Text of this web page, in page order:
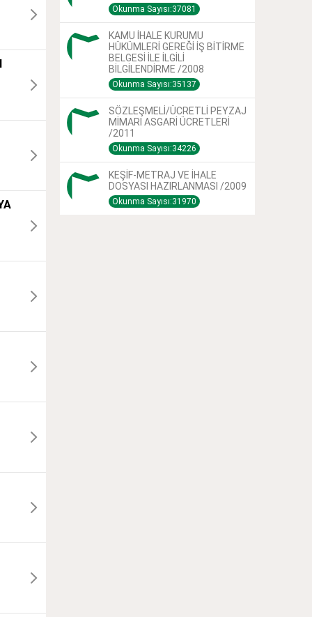
Okunma Sayısı:37081
KAMU İHALE KURUMU
HÜKÜMLERİ GEREĞİ İŞ BİTİRME
BELGESİ İLE İLGİLİ
BİLGİLENDİRME /2008
Okunma Sayısı:35137
SÖZLEŞMELİ/ÜCRETLİ PEYZAJ
MİMARI ASGARİ ÜCRETLERİ
/2011
Okunma Sayısı:34226
KEŞİF-METRAJ VE İHALE
DOSYASI HAZIRLANMASI /2009
Okunma Sayısı:31970